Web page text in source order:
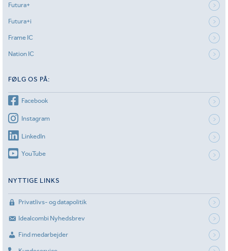
Futura+
Futura+i
Frame IC
Nation IC
FØLG OS PÅ:
Facebook
Instagram
LinkedIn
YouTube
NYTTIGE LINKS
Privatlivs- og datapolitik
Idealcombi Nyhedsbrev
Find medarbejder